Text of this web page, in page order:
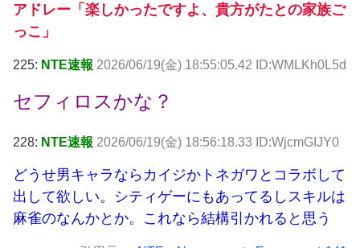
アドレー「楽しかったですよ、貴方がたとの家族ご
っこ」
225: NTE速報 2026/06/19(金) 18:55:05.42 ID:WMLKh0L5d
セフィロスかな？
228: NTE速報 2026/06/19(金) 18:56:18.33 ID:WjcmGIJY0
どうせ男キャラならカイジかトネガワとコラボして
出して欲しい。シティゲーにもあってるしスキルは
麻雀のなんかとか。これなら結構引かれると思う